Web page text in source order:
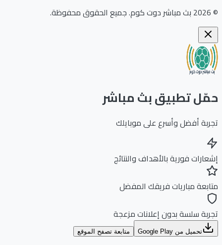
بث مباشر دوت كوم.جميع الحقوق محفوظة.
تطبيق بث مباشر
أفضل وأسرع على موبايلك
فورية بالأهداف والنتائج
مباريات فريقك المفضل
سلسة بدون إعلانات مزعجة
تحميل من Google Play متابعة تصفح الموقع